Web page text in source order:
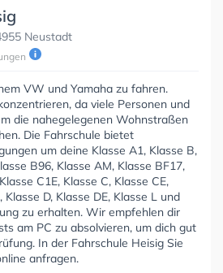
Neustadt
VW und Yamaha zu fahren.
da viele Personen und
die nahegelegenen Wohnstraßen
Die Fahrschule bietet
um deine Klasse A1, Klasse B,
B96, Klasse AM, Klasse BF17,
C1E, Klasse C, Klasse CE,
Klasse D, Klasse DE, Klasse L und
zu erhalten. Wir empfehlen dir
am PC zu absolvieren, um dich gut
In der Fahrschule Heisig Sie
anfragen.